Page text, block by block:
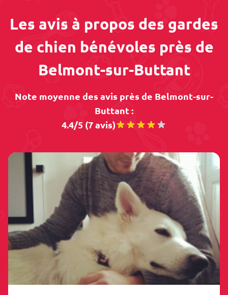
Les avis à propos des gardes
de chien bénévoles près de
Belmont-sur-Buttant
Note moyenne des avis près de Belmont-sur-
Buttant :
4.4/5 (7 avis)